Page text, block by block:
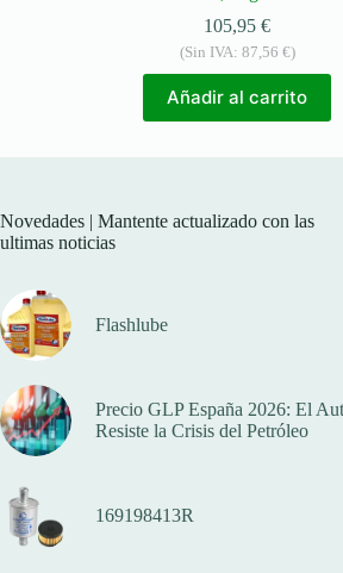
105,95€
(Sin IVA: 87,56 €)
Añadir al carrito
Novedades | Mantente actualizado con las
ultimas noticias
Flashlube
Precio GLP España 2026: El
Resiste la Crisis del Petróleo
169198413R